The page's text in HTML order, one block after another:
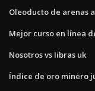
Oleoducto de arenas
Mejor curso en línea
Nosotros vs libras uk
Índice de oro minero